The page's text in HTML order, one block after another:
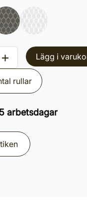
Lägg i
rullar
arbetsdagar